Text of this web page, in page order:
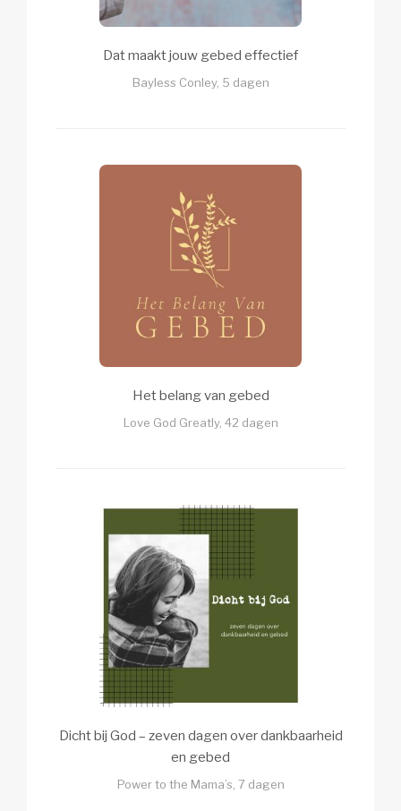
Dat maakt jouw gebed effectief
Bayless Conley, 5 dagen
Het belang van gebed
Love God Greatly, 42 dagen
Dicht bij God – zeven dagen over dankbaarheid
en gebed
Power to the Mama’s, 7 dagen